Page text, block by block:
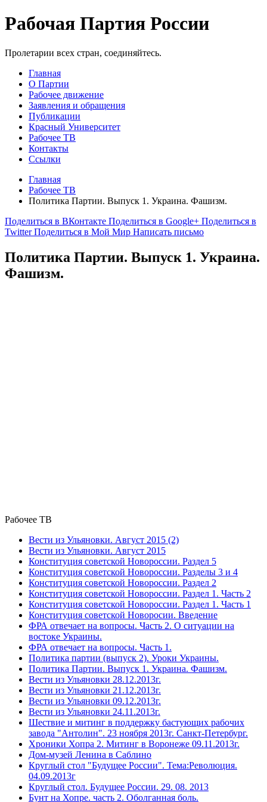
Рабочая Партия России
Пролетарии всех стран, соединяйтесь.
Главная
О Партии
Рабочее движение
Заявления и обращения
Публикации
Красный Университет
Рабочее ТВ
Контакты
Ссылки
Главная
Рабочее ТВ
Политика Партии. Выпуск 1. Украина. Фашизм.
Поделиться в ВКонтакте Поделиться в Google+ Поделиться в
Twitter Поделиться в Мой Мир Написать письмо
Политика Партии. Выпуск 1. Украина.
Фашизм.
Рабочее ТВ
Вести из Ульяновки. Август 2015 (2)
Вести из Ульяновки. Август 2015
Конституция советской Новороссии. Раздел 5
Конституция советской Новороссии. Разделы 3 и 4
Конституция советской Новороссии. Раздел 2
Конституция советской Новороссии. Раздел 1. Часть 2
Конституция советской Новороссии. Раздел 1. Часть 1
Конституция советской Новоросии. Введение
ФРА отвечает на вопросы. Часть 2. О ситуации на
востоке Украины.
ФРА отвечает на вопросы. Часть 1.
Политика партии (выпуск 2). Уроки Украины.
Политика Партии. Выпуск 1. Украина. Фашизм.
Вести из Ульяновки 28.12.2013г.
Вести из Ульяновки 21.12.2013г.
Вести из Ульяновки 09.12.2013г.
Вести из Ульяновки 24.11.2013г.
Шествие и митинг в поддержку бастующих рабочих
завода "Антолин". 23 ноября 2013г. Санкт-Петербург.
Хроники Хопра 2. Митинг в Воронеже 09.11.2013г.
Дом-музей Ленина в Саблино
Круглый стол "Будущее России". Тема:Революция.
04.09.2013г
Круглый стол. Будущее России. 29. 08. 2013
Бунт на Хопре. часть 2. Оболганная боль.